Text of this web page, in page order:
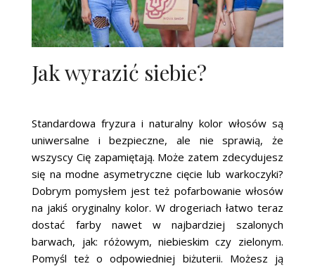
Jak wyrazić siebie?
Standardowa fryzura i naturalny kolor włosów są
uniwersalne i bezpieczne, ale nie sprawią, że
wszyscy Cię zapamiętają. Może zatem zdecydujesz
się na modne asymetryczne cięcie lub warkoczyki?
Dobrym pomysłem jest też pofarbowanie włosów
na jakiś oryginalny kolor. W drogeriach łatwo teraz
dostać farby nawet w najbardziej szalonych
barwach, jak: różowym, niebieskim czy zielonym.
Pomyśl też o odpowiedniej biżuterii. Możesz ją